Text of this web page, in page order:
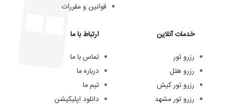
خدمات آنلاین
رزرو تور
رزرو هتل
رزرو تور کیش
رزرو تور مشهد
قوانین و مقررات
ارتباط با ما
تماس با ما
درباره ما
تیم ما
دانلود اپلیکیشن